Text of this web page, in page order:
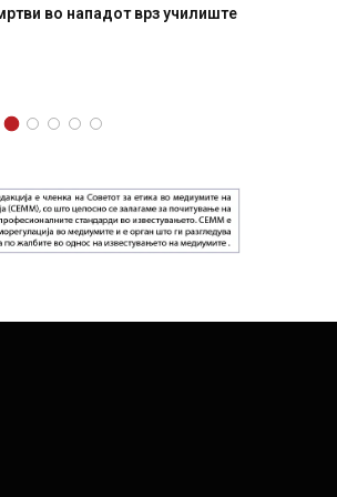
училиште
СОЗИС: Украинците